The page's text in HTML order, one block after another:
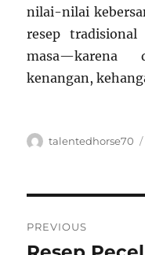
nilai-nilai
resep
masa—karena
kenangan,
Author
talentedhorse70
pos
PREVIOUS
Previous